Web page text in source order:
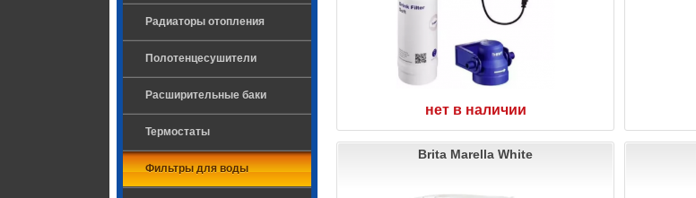
Радиаторы отопления
Полотенцесушители
Расширительные баки
Термостаты
Фильтры для воды
нет в наличии
Brita Marella White